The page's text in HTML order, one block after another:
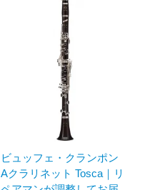
ビュッフェ・クランポン
Aクラリネット Tosca｜リ